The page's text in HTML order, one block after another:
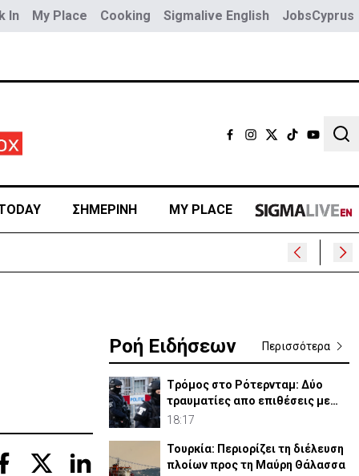
In My Place Cooking Sigmalive English JobsCyprus
ΣΗΜΕΡΙΝΗ MY PLACE
Ροή Ειδήσεων Περισσότερα
Tρόμος στο Ρότερνταμ: Δύο
τραυματίες απο επιθέσεις με
μαχαίρι
18:17
Τουρκία: Περιορίζει τη διέλευση
πλοίων προς τη Μαύρη Θάλασσα